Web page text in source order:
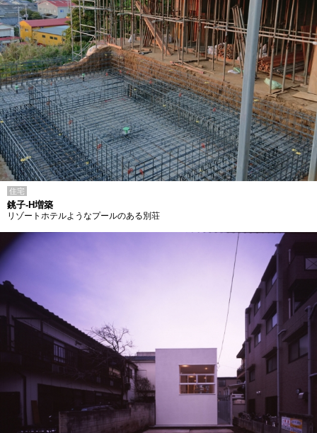
住宅
銚子-H増築
リゾートホテルようなプールのある別荘